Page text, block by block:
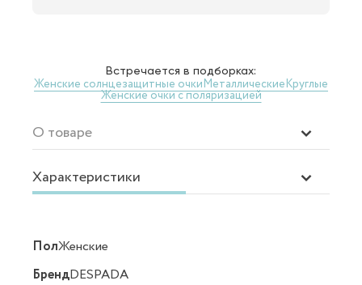
Встречается в подборках:
Женские солнцезащитные очкиМеталлическиеКруглые
Женские очки с поляризацией
О товаре
Характеристики
ПолЖенские
БрендDESPADA